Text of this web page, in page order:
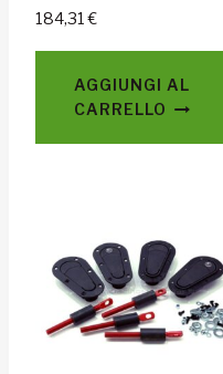
184,31€
AGGIUNGI AL
CARRELLO